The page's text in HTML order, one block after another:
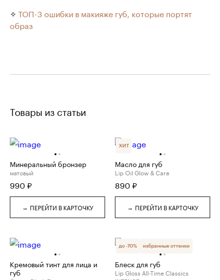
✧ ТОП-3 ошибки в макияже губ, которые портят
образ
Товары из статьи
Минеральный бронзер
матовый
990 ₽
→ ПЕРЕЙТИ В КАРТОЧКУ
ХИТ
Масло для губ
Lip Oil Glow & Care
890 ₽
→ ПЕРЕЙТИ В КАРТОЧКУ
Кремовый тинт для лица и
губ
до -70% избранные оттенки
Блеск для губ
Lip Gloss All-Time Classics